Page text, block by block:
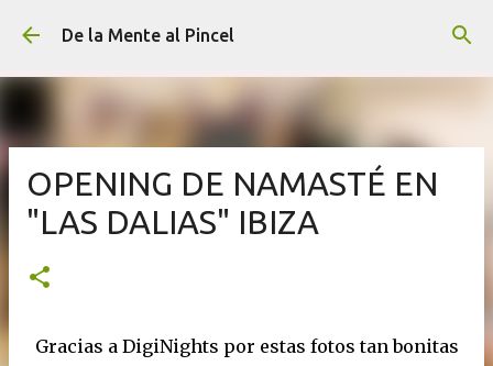
Ir al contenido principal
De la Mente al Pincel
OPENING DE NAMASTÉ EN
"LAS DALIAS" IBIZA
Gracias a DigiNights por estas fotos tan bonitas